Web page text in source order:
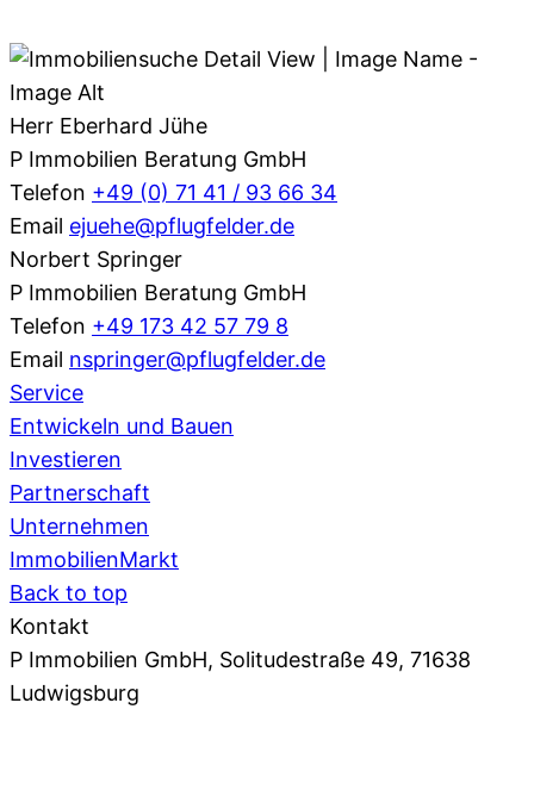
Herr Eberhard Jühe
P Immobilien Beratung GmbH
Telefon +49 (0) 71 41 / 93 66 34
Email ejuehe@pflugfelder.de
Norbert Springer
P Immobilien Beratung GmbH
Telefon +49 173 42 57 79 8
Email nspringer@pflugfelder.de
Service
Entwickeln und Bauen
Investieren
Partnerschaft
Unternehmen
ImmobilienMarkt
Back to top
Kontakt
P Immobilien GmbH, Solitudestraße 49, 71638
Ludwigsburg